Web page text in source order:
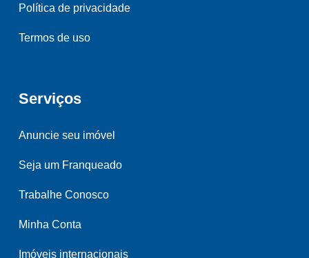
Política de privacidade
Termos de uso
Serviços
Anuncie seu imóvel
Seja um Franqueado
Trabalhe Conosco
Minha Conta
Imóveis internacionais